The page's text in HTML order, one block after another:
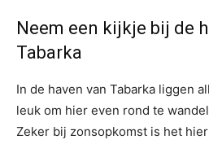
Neem een kijkje bij de
Tabarka
In de haven van Tabarka liggen
leuk om hier even rond te
Zeker bij zonsopkomst is het